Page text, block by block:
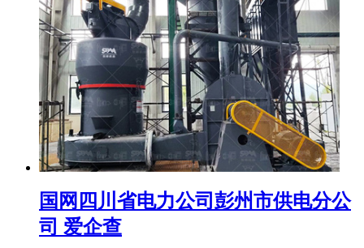
国网四川省电力公司彭州市供电分公
司 爱企查